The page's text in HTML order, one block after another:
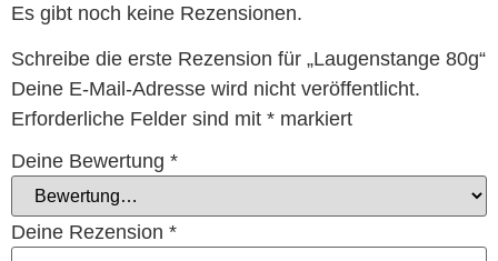
Es gibt noch keine Rezensionen.
Schreibe die erste Rezension für „Laugenstange 80g“
Deine E-Mail-Adresse wird nicht veröffentlicht.
Erforderliche Felder sind mit * markiert
Deine Bewertung *
Deine Rezension *